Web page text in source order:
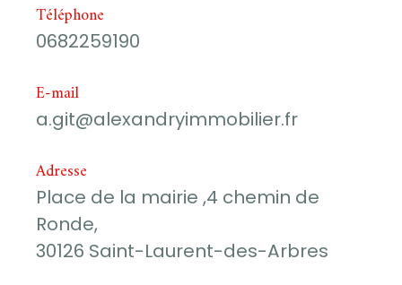
Téléphone
0682259190
E-mail
a.git@alexandryimmobilier.fr
Adresse
Place de la mairie ,4 chemin de
Ronde,
30126 Saint-Laurent-des-Arbres